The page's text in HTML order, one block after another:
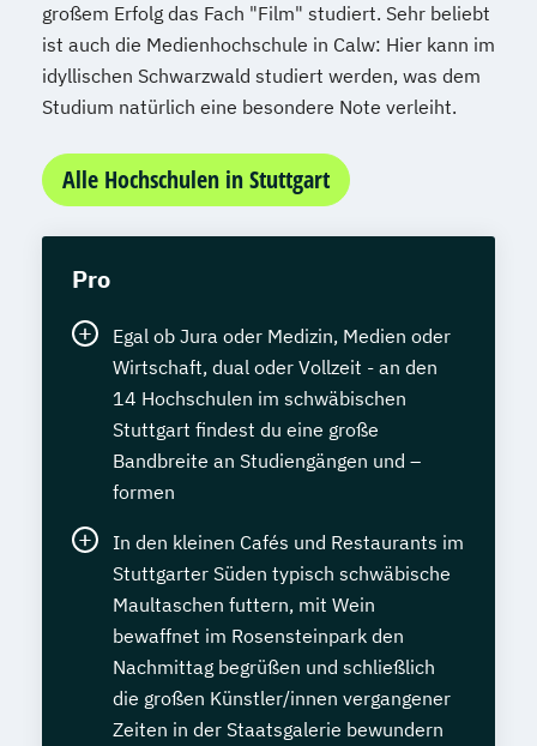
großem Erfolg das Fach "Film" studiert. Sehr beliebt
ist auch die Medienhochschule in Calw: Hier kann im
idyllischen Schwarzwald studiert werden, was dem
Studium natürlich eine besondere Note verleiht.
Alle Hochschulen in Stuttgart
Pro
Egal ob Jura oder Medizin, Medien oder
Wirtschaft, dual oder Vollzeit - an den
14 Hochschulen im schwäbischen
Stuttgart findest du eine große
Bandbreite an Studiengängen und –
formen
In den kleinen Cafés und Restaurants im
Stuttgarter Süden typisch schwäbische
Maultaschen futtern, mit Wein
bewaffnet im Rosensteinpark den
Nachmittag begrüßen und schließlich
die großen Künstler/innen vergangener
Zeiten in der Staatsgalerie bewundern